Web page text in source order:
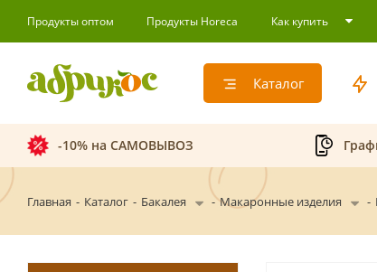
Продукты оптом Продукты Horeca Как купить
Каталог
-10% на САМОВЫВОЗ
Главная - Каталог - Бакалея - Макаронные изделия -